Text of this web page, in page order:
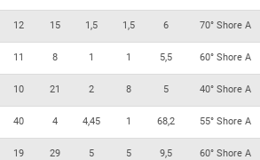
12 15 1,5 1,5 6 70° Shore A
11 8 1 1 5,5 60° Shore A
10 21 2 8 5 40° Shore A
40 4 4,45 1 68,2 55° Shore A
19 29 5 5 9,5 60° Shore A